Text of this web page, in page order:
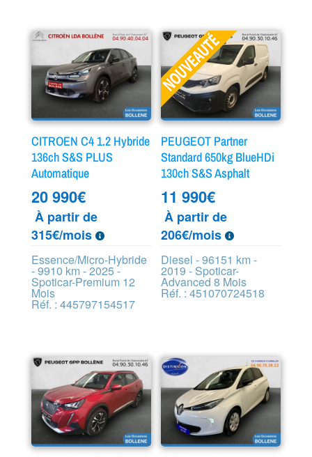
CITROEN C4 1.2 Hybride
136ch S&S PLUS
Automatique
20 990€
À partir de
315€/mois
Essence/Micro-Hybride
- 9910 km - 2025 -
Spoticar-Premium 12
Mois
Réf. : 445797154517
PEUGEOT Partner
Standard 650kg BlueHDi
130ch S&S Asphalt
11 990€
À partir de
206€/mois
Diesel - 96151 km -
2019 - Spoticar-
Advanced 8 Mois
Réf. : 451070724518